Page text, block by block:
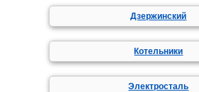
Дзержинский
Котельники
Электросталь